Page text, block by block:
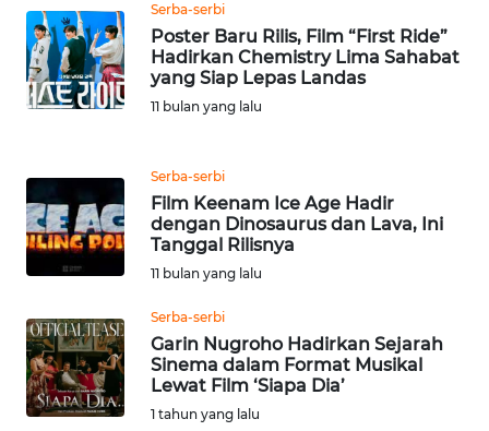
Serba-serbi
Poster Baru Rilis, Film “First Ride”
Hadirkan Chemistry Lima Sahabat
yang Siap Lepas Landas
11 bulan yang lalu
Serba-serbi
Film Keenam Ice Age Hadir
dengan Dinosaurus dan Lava, Ini
Tanggal Rilisnya
11 bulan yang lalu
Serba-serbi
Garin Nugroho Hadirkan Sejarah
Sinema dalam Format Musikal
Lewat Film ‘Siapa Dia’
1 tahun yang lalu
SERAMBI
WN
JAMBI
SULTRA
WN
NTB
WN
SULTENG
WN
SULBAR